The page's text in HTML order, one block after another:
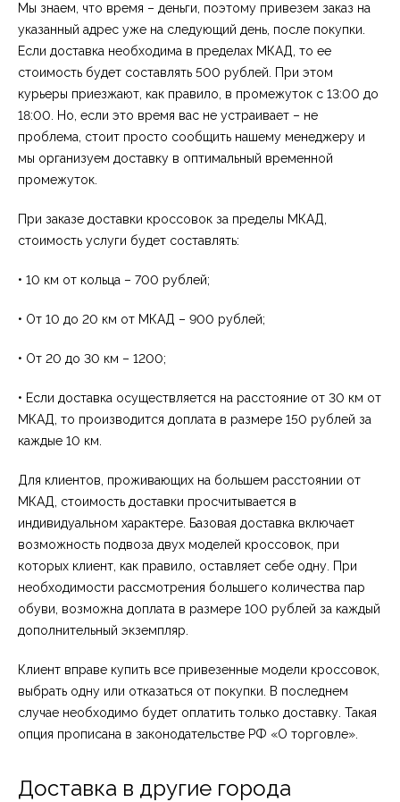
Мы знаем, что время – деньги, поэтому привезем заказ на
указанный адрес уже на следующий день, после покупки.
Если доставка необходима в пределах МКАД, то ее
стоимость будет составлять 500 рублей. При этом
курьеры приезжают, как правило, в промежуток с 13:00 до
18:00. Но, если это время вас не устраивает – не
проблема, стоит просто сообщить нашему менеджеру и
мы организуем доставку в оптимальный временной
промежуток.
При заказе доставки кроссовок за пределы МКАД,
стоимость услуги будет составлять:
• 10 км от кольца – 700 рублей;
• От 10 до 20 км от МКАД – 900 рублей;
• От 20 до 30 км – 1200;
• Если доставка осуществляется на расстояние от 30 км от
МКАД, то производится доплата в размере 150 рублей за
каждые 10 км.
Для клиентов, проживающих на большем расстоянии от
МКАД, стоимость доставки просчитывается в
индивидуальном характере. Базовая доставка включает
возможность подвоза двух моделей кроссовок, при
которых клиент, как правило, оставляет себе одну. При
необходимости рассмотрения большего количества пар
обуви, возможна доплата в размере 100 рублей за каждый
дополнительный экземпляр.
Клиент вправе купить все привезенные модели кроссовок,
выбрать одну или отказаться от покупки. В последнем
случае необходимо будет оплатить только доставку. Такая
опция прописана в законодательстве РФ «О торговле».
Доставка в другие города